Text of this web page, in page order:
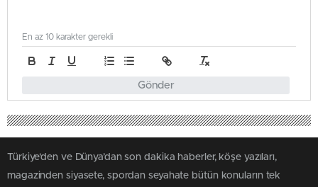
Gönder
En az 10 karakter gerekli
Türkiye'den ve Dünya’dan son dakika haberler, köşe yazıları,
magazinden siyasete, spordan seyahate bütün konuların tek